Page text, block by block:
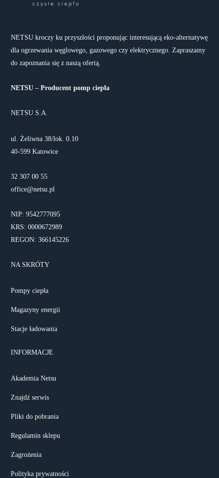
NETSU kroczy ku przyszłości proponując interesującą eko-alternatywę
dla ogrzewania węglowego, gazowego czy elektrycznego. Zapraszamy
do zapoznania się z naszą ofertą.
NETSU – Producent pomp ciepła
NETSU S.A.
ul. Żeliwna 38/lok. 0.10
40-599 Katowice
32 307 00 55
office@netsu.pl
NIP: 9542777095
KRS: 0000672989
REGON: 366145226
NA SKRÓTY
Pompy ciepła
Magazyny energii
Stacje ładowania
INFORMACJE
Akademia Netsu
Znajdź serwis
Pliki do pobrania
Regulamin sklepu
Zagrożenia
Polityka prywatności